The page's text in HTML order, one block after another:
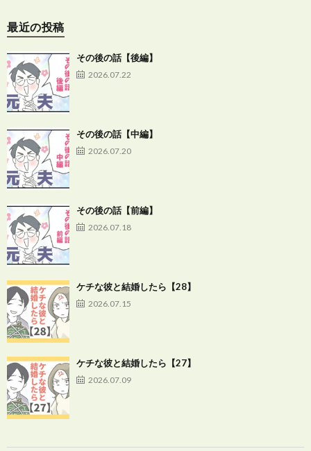
最近の投稿
その後の話【後編】
2026.07.22
その後の話【中編】
2026.07.20
その後の話【前編】
2026.07.18
ケチな彼と結婚したら【28】
2026.07.15
ケチな彼と結婚したら【27】
2026.07.09